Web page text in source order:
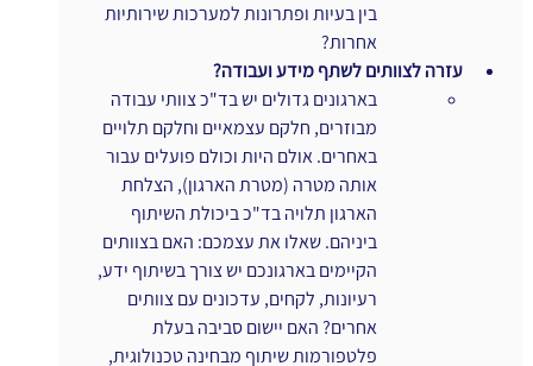
בין בעיות ופתרונות למערכות שירותיות
אחרות?
עזרה לצוותים לשתף מידע ועבודה?
בארגונים גדולים יש בד"כ צוותי עבודה
מבוזרים, חלקם עצמאיים וחלקם תלויים
באחרים. אולם היות וכולם פועלים עבור
אותה מטרה (מטרת הארגון), הצלחת
הארגון תלויה בד"כ ביכולת השיתוף
ביניהם. שאלו את עצמכם: האם בצוותים
הקיימים בארגונכם יש צורך בשיתוף ידע,
רעיונות, לקחים, עדכונים עם צוותים
אחרים? האם יישום סביבה בעלת
פלטפורמות שיתוף מבחינה טכנולוגית,